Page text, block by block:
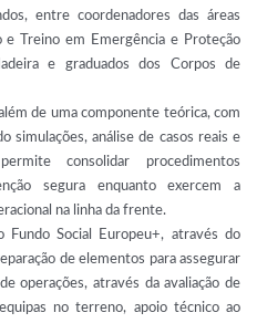
entre coordenadores das áreas
Treino em Emergência e Proteção
e graduados dos Corpos de
de uma componente teórica, com
simulações, análise de casos reais e
consolidar procedimentos
segura enquanto exercem a
na linha da frente.
Social Europeu+, através do
de elementos para assegurar
operações, através da avaliação de
no terreno, apoio técnico ao